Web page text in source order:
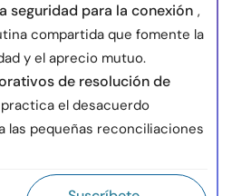
seguridad para la conexión ,
compartida que fomente la
y el aprecio mutuo.
de resolución de
el desacuerdo
las pequeñas reconciliaciones